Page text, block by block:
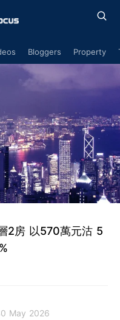
Bloggers Property
2房 以570萬元沽 5
May 2026